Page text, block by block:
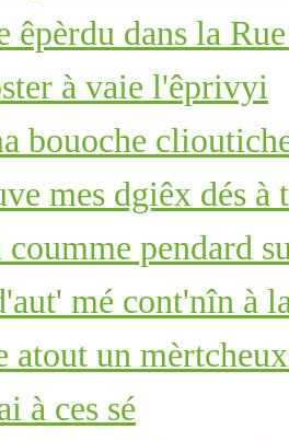
êpèrdu dans la
à vaie l'êprivyi
bouoche
mes dgiêx dés à
pendard
mé cont'nîn à
atout un
à ces sé